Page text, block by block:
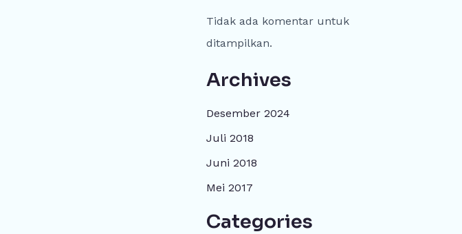
Tidak ada komentar untuk
ditampilkan.
Archives
Desember 2024
Juli 2018
Juni 2018
Mei 2017
Categories